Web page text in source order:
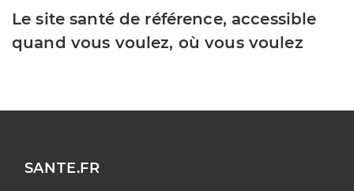
Le site santé de référence, accessible
quand vous voulez, où vous voulez
SANTE.FR